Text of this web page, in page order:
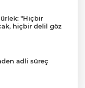
"Hiçbir
hiçbir delil göz
adli süreç